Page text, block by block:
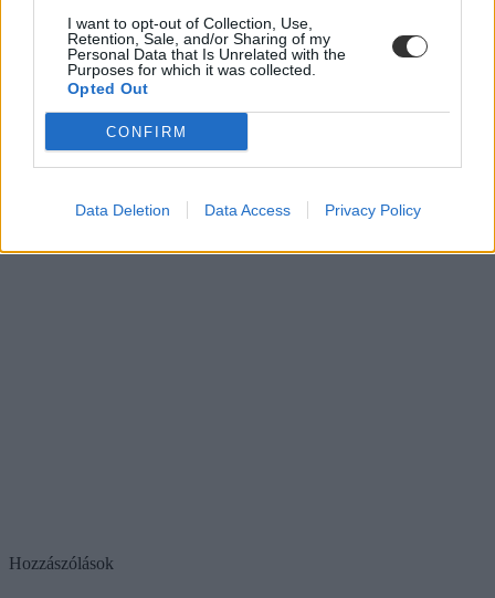
I want to opt-out of Collection, Use,
Retention, Sale, and/or Sharing of my
Personal Data that Is Unrelated with the
Purposes for which it was collected.
Opted Out
CONFIRM
Data Deletion Data Access Privacy Policy
Hozzászólások